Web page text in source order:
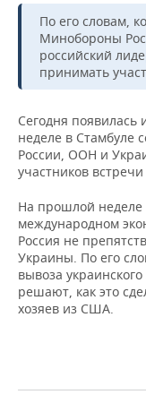
КОМУ
ТОРГОВЫЕ
ТАТАРСТАНА
БЮДЖЕТ
ИНВЕСТИЦИИ
АГРОПРОМ
НЕФТЬ
ОПК
ЭНЕРГЕТИКА
НОВОСТИ АВТО
БИЗНЕС
НОВОСТИ
РОЗНИЧНАЯ
ТРАНСПОРТ
УСЛУГИ
ТЕХНОЛОГИИ
НОВОСТИ
IT
МЕДИА
МЕРОПРИЯТИЯ
НОВОСТИ
ВЫЕЗДНАЯ
БИЗНЕС-БРАНЧИ
ONLINE-
СПОРТ
НОВОСТИ
ФУТБОЛ
ХОККЕЙ
ОБЩЕСТВО
НОВОСТИ
ВЛАСТЬ
ФОТОГАЛЕРЕЯ
СЮЖЕТЫ
По его словам,
Минобороны
российский
принимать
Сегодня
неделе в Стамбуле
России, ООН и
участников
На прошлой неделе
международном
Россия не
Украины. По его
вывоза
решают, как это
хозяев из США.